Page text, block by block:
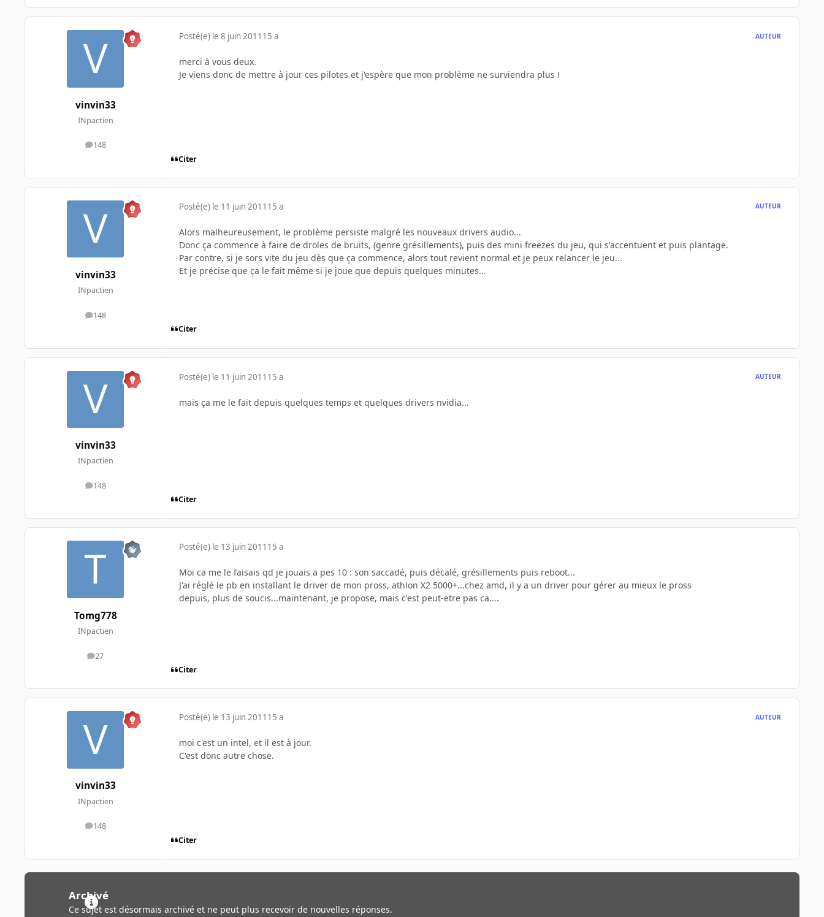
vinvin33
INpactien
148
messages
Posté(e) le 8 juin 2011 15 a AUTEUR
merci à vous deux.
Je viens donc de mettre à jour ces pilotes et j'espère que mon problème ne surviendra plus !
Citer
vinvin33
INpactien
148
messages
Posté(e) le 11 juin 2011 15 a AUTEUR
Alors malheureusement, le problème persiste malgré les nouveaux drivers audio...
Donc ça commence à faire de droles de bruits, (genre grésillements), puis des mini freezes du jeu, qui s'accentuent et puis plantage.
Par contre, si je sors vite du jeu dès que ça commence, alors tout revient normal et je peux relancer le jeu...
Et je précise que ça le fait même si je joue que depuis quelques minutes...
Citer
vinvin33
INpactien
148
messages
Posté(e) le 11 juin 2011 15 a AUTEUR
mais ça me le fait depuis quelques temps et quelques drivers nvidia...
Citer
Tomg778
INpactien
27
messages
Posté(e) le 13 juin 2011 15 a
Moi ca me le faisais qd je jouais a pes 10 : son saccadé, puis décalé, grésillements puis reboot...
J'ai réglé le pb en installant le driver de mon pross, athlon X2 5000+...chez amd, il y a un driver pour gérer au mieux le pross
depuis, plus de soucis...maintenant, je propose, mais c'est peut-etre pas ca....
Citer
vinvin33
INpactien
148
messages
Posté(e) le 13 juin 2011 15 a AUTEUR
moi c'est un intel, et il est à jour.
C'est donc autre chose.
Citer
Archivé
Ce sujet est désormais archivé et ne peut plus recevoir de nouvelles réponses.